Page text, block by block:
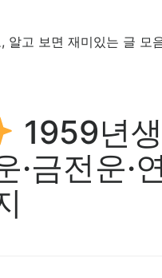
알고 보면 재미있는 글 모
1959년
·금전운·